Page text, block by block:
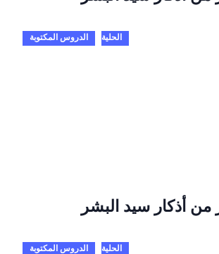
الحلية الدروس المكتوبة
الحلية الدروس المكتوبة